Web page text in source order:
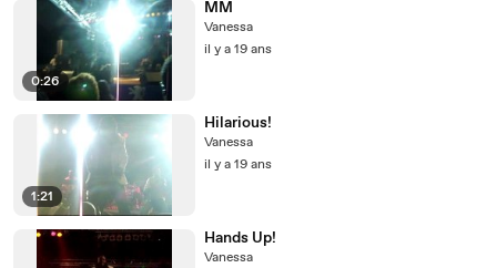
0:26
MM
Vanessa
il y a 19 ans
1:21
Hilarious!
Vanessa
il y a 19 ans
Hands Up!
Vanessa